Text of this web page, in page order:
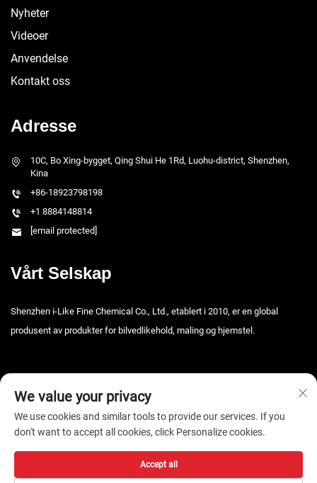
Nyheter
Videoer
Anvendelse
Kontakt oss
Adresse
10C, Bo Xing-bygget, Qing Shui He 1Rd, Luohu-district, Shenzhen,
Kina
+86-18923798198
+1 8884148814
[email protected]
Vårt Selskap
Shenzhen i-Like Fine Chemical Co., Ltd., etablert i 2010, er en global
produsent av produkter for bilvedlikehold, maling og hjemstel.
Copyright © 2026 Shenzhen i-Like Fine Chemical Co., Ltd. Alle rettigheter
We value your privacy
We use cookies and similar tools to provide our services. If you
don't want to accept all cookies, click Personalize cookies.
Accept all